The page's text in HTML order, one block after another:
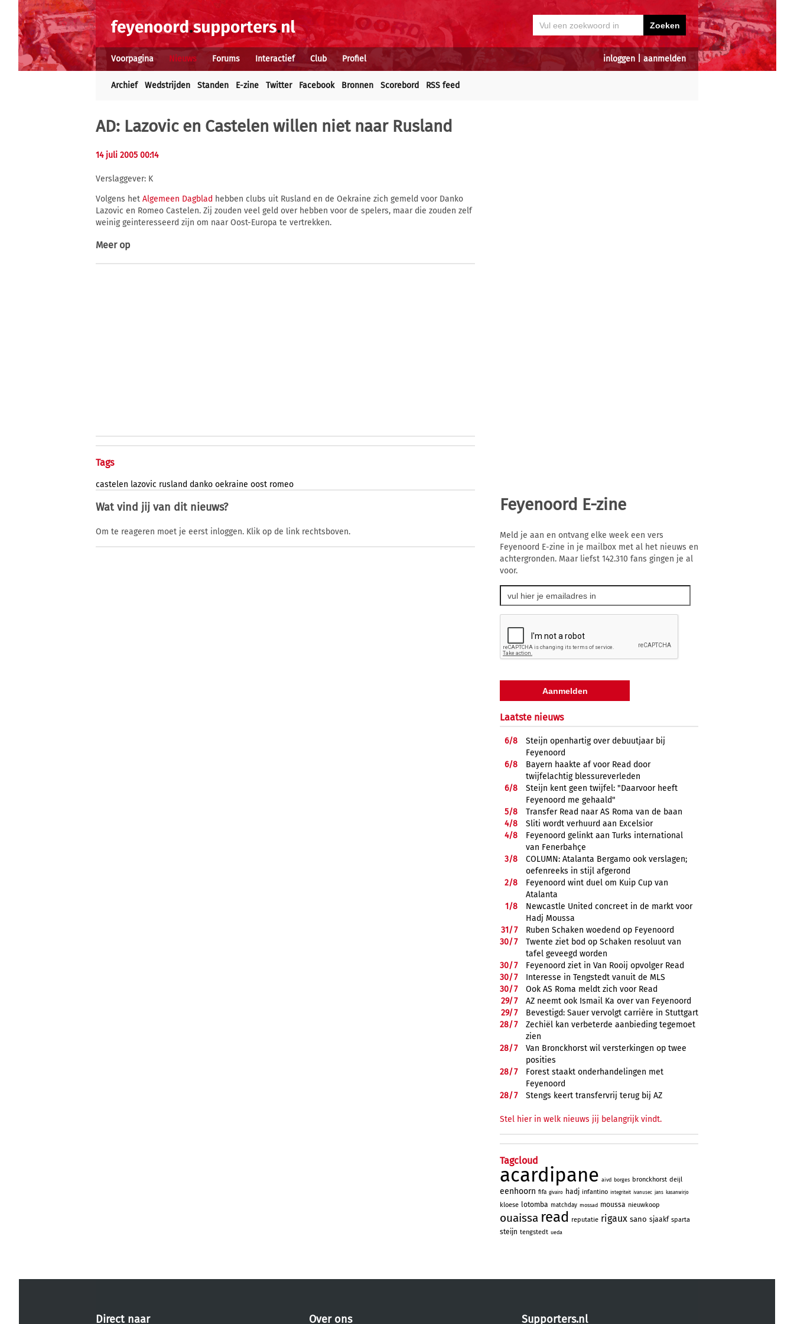
inloggen aanmelden
Voorpagina Nieuws Forums Interactief Club Profiel
Archief Wedstrijden Standen E-zine Twitter Facebook Bronnen Scorebord RSS feed
AD: Lazovic en Castelen willen niet naar Rusland
14 juli 2005 00:14
Verslaggever: K
Volgens het Algemeen Dagblad hebben clubs uit Rusland en de Oekraine zich gemeld voor Danko
Lazovic en Romeo Castelen. Zij zouden veel geld over hebben voor de spelers, maar die zouden zelf
weinig geinteresseerd zijn om naar Oost-Europa te vertrekken.
Meer op
Tags
castelen lazovic rusland danko oekraine oost romeo
Wat vind jij van dit nieuws?
Om te reageren moet je eerst inloggen. Klik op de link rechtsboven.
Feyenoord E-zine
Meld je aan en ontvang elke week een vers
Feyenoord E-zine in je mailbox met al het nieuws en
achtergronden. Maar liefst 142.310 fans gingen je al
voor.
Laatste nieuws
6/8
Steijn openhartig over debuutjaar bij
Feyenoord
6/8
Bayern haakte af voor Read door
twijfelachtig blessureverleden
6/8
Steijn kent geen twijfel: "Daarvoor heeft
Feyenoord me gehaald"
5/8
Transfer Read naar AS Roma van de baan
4/8
Sliti wordt verhuurd aan Excelsior
4/8
Feyenoord gelinkt aan Turks international
van Fenerbahçe
3/8
COLUMN: Atalanta Bergamo ook verslagen;
oefenreeks in stijl afgerond
2/8
Feyenoord wint duel om Kuip Cup van
Atalanta
1/8
Newcastle United concreet in de markt voor
Hadj Moussa
31/7
Ruben Schaken woedend op Feyenoord
30/7
Twente ziet bod op Schaken resoluut van
tafel geveegd worden
30/7
Feyenoord ziet in Van Rooij opvolger Read
30/7
Interesse in Tengstedt vanuit de MLS
30/7
Ook AS Roma meldt zich voor Read
29/7
AZ neemt ook Ismail Ka over van Feyenoord
29/7
Bevestigd: Sauer vervolgt carrière in Stuttgart
28/7
Zechiël kan verbeterde aanbieding tegemoet
zien
28/7
Van Bronckhorst wil versterkingen op twee
posities
28/7
Forest staakt onderhandelingen met
Feyenoord
28/7 Stengs keert transfervrij terug bij AZ
Stel hier in welk nieuws jij belangrijk vindt.
Tagcloud
acardipane aivd borges bronckhorst deijl
eenhoorn fifa givairo hadj infantino integriteit ivanusec jans kasanwirjo
kloese lotomba matchday mossad moussa nieuwkoop
ouaissa read reputatie rigaux sano sjaakf sparta
steijn tengstedt ueda
Direct naar Over ons Supporters.nl